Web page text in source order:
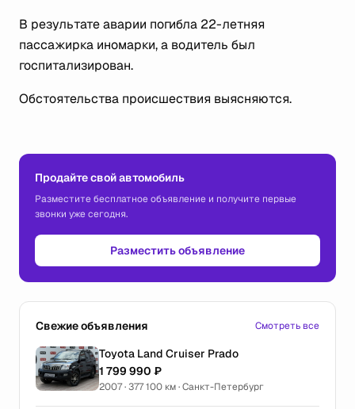
В результате аварии погибла 22-летняя
пассажирка иномарки, а водитель был
госпитализирован.
Обстоятельства происшествия выясняются.
Продайте свой автомобиль
Разместите бесплатное объявление и получите первые
звонки уже сегодня.
Разместить объявление
Свежие объявления Смотреть все
Toyota Land Cruiser Prado
1 799 990 ₽
2007 · 377 100 км · Санкт-Петербург